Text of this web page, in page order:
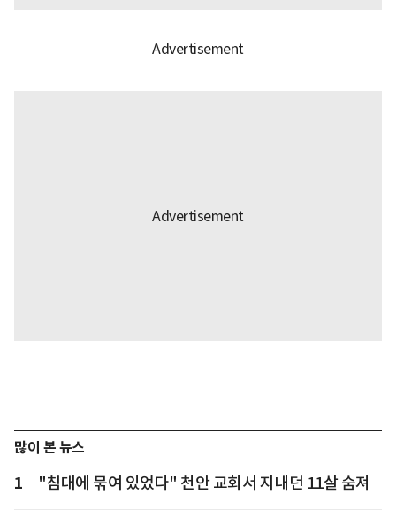
많이 본 뉴스
1 "침대에 묶여 있었다" 천안 교회서 지내던 11살 숨져